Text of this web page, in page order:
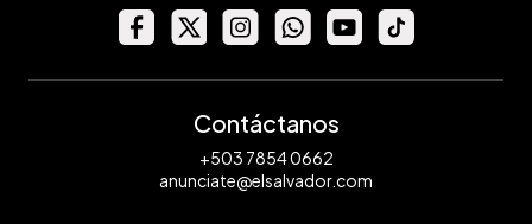
Contáctanos
+503 7854 0662
anunciate@elsalvador.com